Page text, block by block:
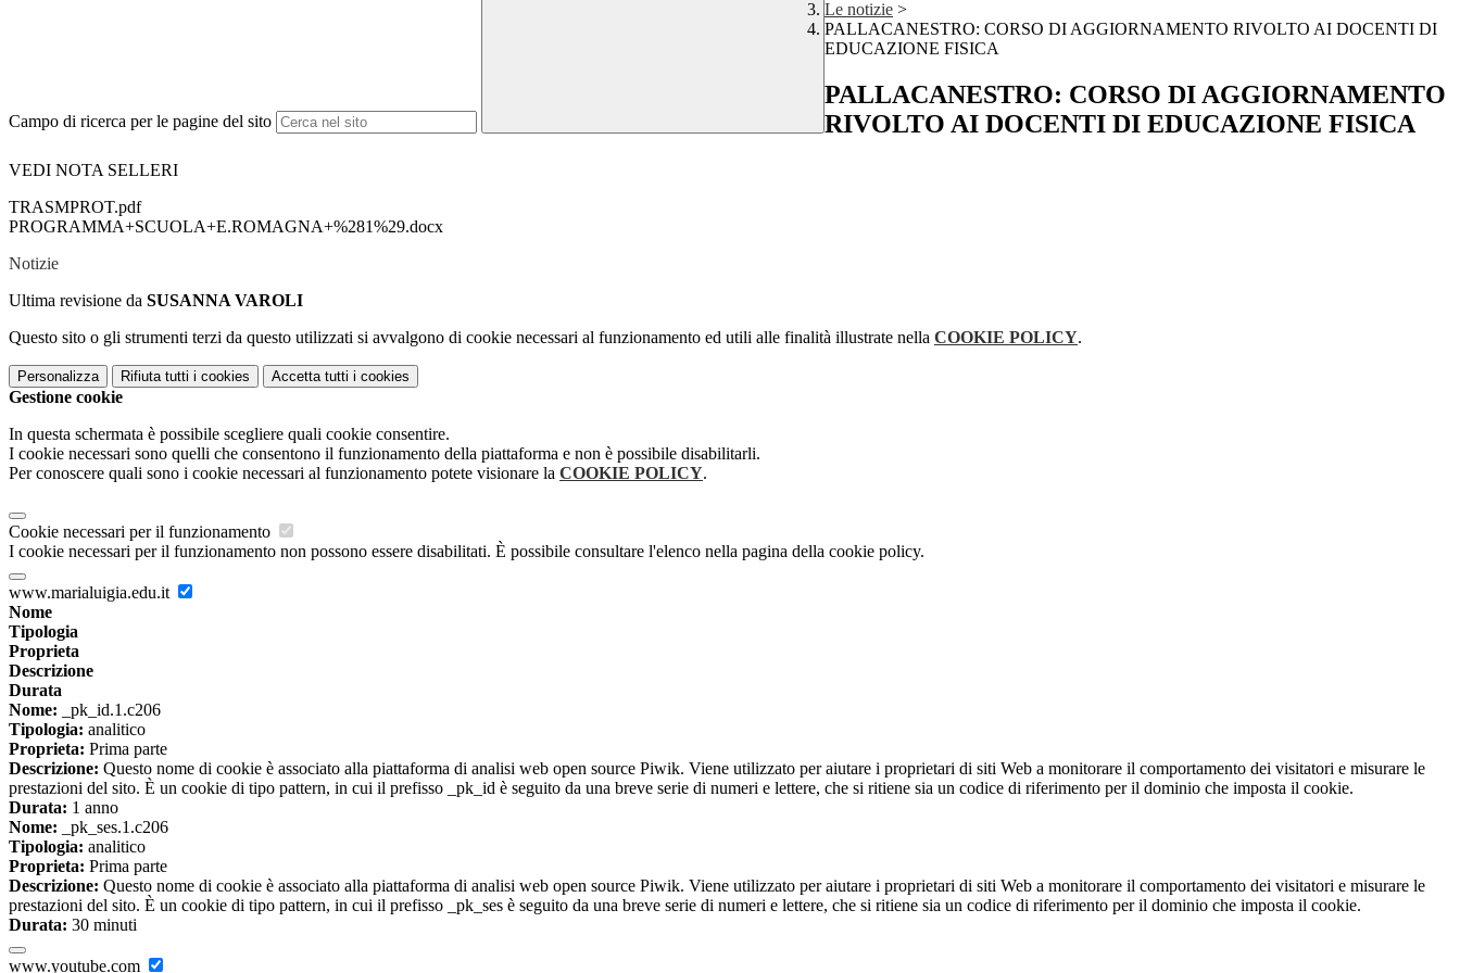
Campo di ricerca per le pagine del sito
Le notizie >
PALLACANESTRO: CORSO DI AGGIORNAMENTO RIVOLTO AI DOCENTI DI
EDUCAZIONE FISICA
PALLACANESTRO: CORSO DI AGGIORNAMENTO
RIVOLTO AI DOCENTI DI EDUCAZIONE FISICA
VEDI NOTA SELLERI
TRASMPROT.pdf
PROGRAMMA+SCUOLA+E.ROMAGNA+%281%29.docx
Notizie
Ultima revisione da SUSANNA VAROLI
Questo sito o gli strumenti terzi da questo utilizzati si avvalgono di cookie necessari al funzionamento ed utili alle finalità illustrate nella COOKIE POLICY.
Personalizza Rifiuta tutti i cookies Accetta tutti i cookies
Gestione cookie
In questa schermata è possibile scegliere quali cookie consentire.
I cookie necessari sono quelli che consentono il funzionamento della piattaforma e non è possibile disabilitarli.
Per conoscere quali sono i cookie necessari al funzionamento potete visionare la COOKIE POLICY.
Cookie necessari per il funzionamento
I cookie necessari per il funzionamento non possono essere disabilitati. È possibile consultare l'elenco nella pagina della cookie policy.
www.marialuigia.edu.it
Nome
Tipologia
Proprieta
Descrizione
Durata
Nome: _pk_id.1.c206
Tipologia: analitico
Proprieta: Prima parte
Descrizione: Questo nome di cookie è associato alla piattaforma di analisi web open source Piwik. Viene utilizzato per aiutare i proprietari di siti Web a monitorare il comportamento dei visitatori e misurare le
prestazioni del sito. È un cookie di tipo pattern, in cui il prefisso _pk_id è seguito da una breve serie di numeri e lettere, che si ritiene sia un codice di riferimento per il dominio che imposta il cookie.
Durata: 1 anno
Nome: _pk_ses.1.c206
Tipologia: analitico
Proprieta: Prima parte
Descrizione: Questo nome di cookie è associato alla piattaforma di analisi web open source Piwik. Viene utilizzato per aiutare i proprietari di siti Web a monitorare il comportamento dei visitatori e misurare le
prestazioni del sito. È un cookie di tipo pattern, in cui il prefisso _pk_ses è seguito da una breve serie di numeri e lettere, che si ritiene sia un codice di riferimento per il dominio che imposta il cookie.
Durata: 30 minuti
www.youtube.com